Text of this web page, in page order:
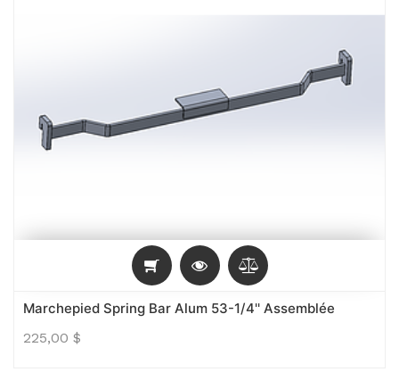
Marchepied Spring Bar Alum 53-1/4'' Assemblée
225,00 $